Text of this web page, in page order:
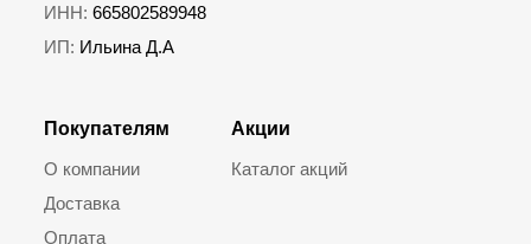
Покупателям
О компании
Доставка
Оплата
Акции
Каталог акций
ИНН: 665802589948
ИП: Ильина Д.А